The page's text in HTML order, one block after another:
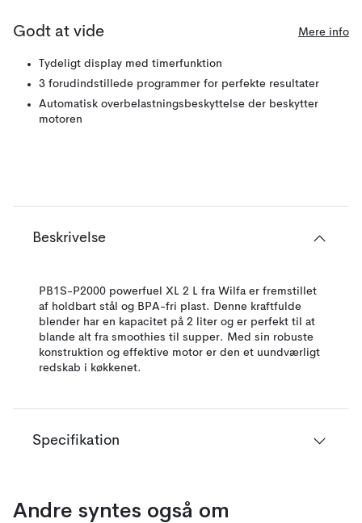
Godt at vide Mere info
Tydeligt display med timerfunktion
3 forudindstillede programmer for perfekte resultater
Automatisk overbelastningsbeskyttelse der beskytter
motoren
Beskrivelse
PB1S-P2000 powerfuel XL 2 L fra Wilfa er fremstillet
af holdbart stål og BPA-fri plast. Denne kraftfulde
blender har en kapacitet på 2 liter og er perfekt til at
blande alt fra smoothies til supper. Med sin robuste
konstruktion og effektive motor er den et uundværligt
redskab i køkkenet.
Specifikation
Andre syntes også om